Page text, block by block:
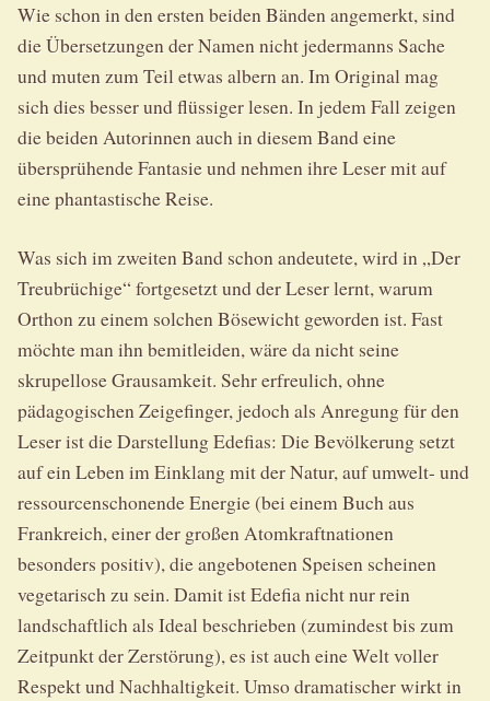
Wie schon in den ersten beiden Bänden angemerkt, sind
die Übersetzungen der Namen nicht jedermanns Sache
und muten zum Teil etwas albern an. Im Original mag
sich dies besser und flüssiger lesen. In jedem Fall zeigen
die beiden Autorinnen auch in diesem Band eine
übersprühende Fantasie und nehmen ihre Leser mit auf
eine phantastische Reise.
Was sich im zweiten Band schon andeutete, wird in „Der
Treubrüchige“ fortgesetzt und der Leser lernt, warum
Orthon zu einem solchen Bösewicht geworden ist. Fast
möchte man ihn bemitleiden, wäre da nicht seine
skrupellose Grausamkeit. Sehr erfreulich, ohne
pädagogischen Zeigefinger, jedoch als Anregung für den
Leser ist die Darstellung Edefias: Die Bevölkerung setzt
auf ein Leben im Einklang mit der Natur, auf umwelt- und
ressourcenschonende Energie (bei einem Buch aus
Frankreich, einer der großen Atomkraftnationen
besonders positiv), die angebotenen Speisen scheinen
vegetarisch zu sein. Damit ist Edefia nicht nur rein
landschaftlich als Ideal beschrieben (zumindest bis zum
Zeitpunkt der Zerstörung), es ist auch eine Welt voller
Respekt und Nachhaltigkeit. Umso dramatischer wirkt in